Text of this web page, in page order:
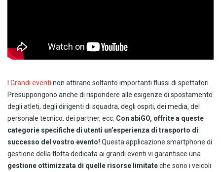
Grandi eventi non attirano soltanto importanti flussi di spettatori.
Presuppongono anche di rispondere alle esigenze di spostamento
degli atleti, degli dirigenti di squadra, degli ospiti, dei media, del
personale tecnico, dei partner, ecc. Con abiGO, offrite a queste
categorie specifiche di utenti un’esperienza di trasporto di
successo del vostro evento! Questa applicazione smartphone di
gestione della flotta dedicata ai grandi eventi vi garantisce una
gestione ottimizzata di quelle risorse limitateche sono i veicoli